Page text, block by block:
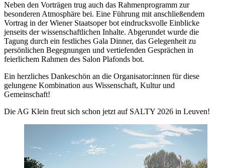
Neben den Vorträgen trug auch das Rahmenprogramm zur
besonderen Atmosphäre bei. Eine Führung mit anschließendem
Vortrag in der Wiener Staatsoper bot eindrucksvolle Einblicke
jenseits der wissenschaftlichen Inhalte. Abgerundet wurde die
Tagung durch ein festliches Gala Dinner, das Gelegenheit zu
persönlichen Begegnungen und vertiefenden Gesprächen in
feierlichem Rahmen des Salon Plafonds bot.
Ein herzliches Dankeschön an die Organisator:innen für diese
gelungene Kombination aus Wissenschaft, Kultur und
Gemeinschaft!
Die AG Klein freut sich schon jetzt auf SALTY 2026 in Leuven!